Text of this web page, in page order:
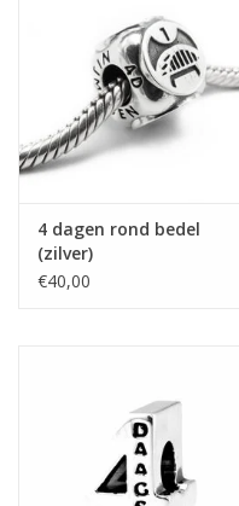
4 dagen rond bedel
(zilver)
€40,00